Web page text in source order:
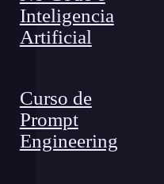
Inteligencia
Artificial
Curso de
Prompt
Engineering